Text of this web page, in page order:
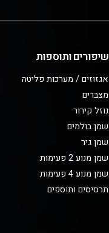
שיפורים ותוספות
אגזוזים / מערכות פליטה
מצברים
נוזל קירור
שמן בולמים
שמן גיר
שמן מנוע 2 פעימות
שמן מנוע 4 פעימות
תרסיסים ותוספים